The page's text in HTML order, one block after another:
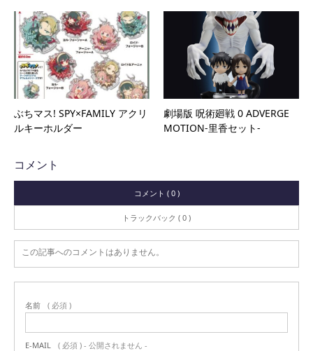
ぶちマス! SPY×FAMILY アクリ
ルキーホルダー
劇場版 呪術廻戦 0 ADVERGE
MOTION-里香セット-
コメント
コメント ( 0 )
トラックバック ( 0 )
この記事へのコメントはありません。
名前 ( 必須 )
E-MAIL ( 必須 ) - 公開されません -